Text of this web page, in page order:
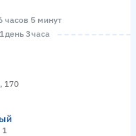
часов 5 минут
3 часа
170
1